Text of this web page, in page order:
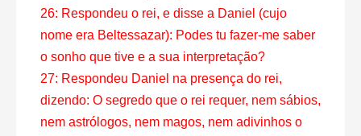
26: Respondeu o rei, e disse a Daniel (cujo
nome era Beltessazar): Podes tu fazer-me saber
o sonho que tive e a sua interpretação?
27: Respondeu Daniel na presença do rei,
dizendo: O segredo que o rei requer, nem sábios,
nem astrólogos, nem magos, nem adivinhos o